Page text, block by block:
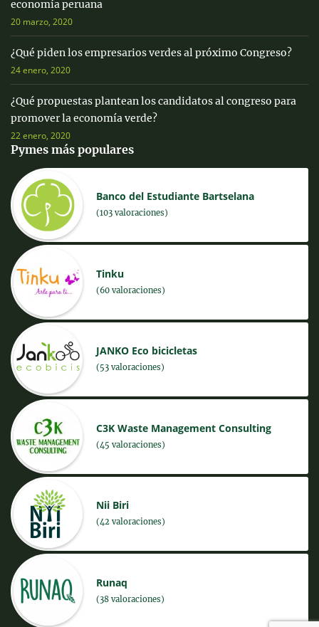
economía peruana
20 marzo, 2020
¿Qué piden los empresarios verdes al próximo Congreso?
24 enero, 2020
¿Qué propuestas plantean los candidatos al congreso para
promover la economía verde?
22 enero, 2020
Pymes más populares
Banco del Estudiante Bartselana
(103 valoraciones)
Tinku
(60 valoraciones)
JANKO Eco bicicletas
(53 valoraciones)
C3K Waste Management Consulting
(45 valoraciones)
Nii Biri
(42 valoraciones)
Runaq
(38 valoraciones)